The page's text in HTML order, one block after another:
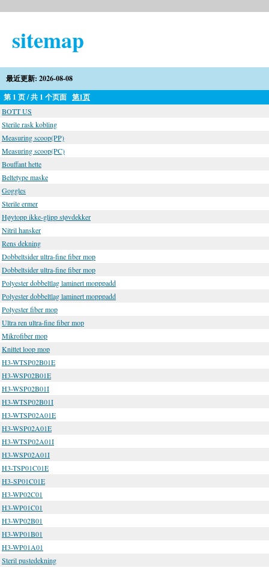
sitemap
最近更新: 2026-08-08
第 1 页 / 共 1 个页面 第1页
BOTT US
Sterile rask kobling
Measuring scoop(PP)
Measuring scoop(PC)
Bouffant hette
Beltetype maske
Goggles
Sterile ermer
Høytopp ikke-glipp støvdekker
Nitril hansker
Rens dekning
Dobbeltsider ultra-fine fiber mop
Dobbeltsider ultra-fine fiber mop
Polyester dobbeltlag laminert mopppadd
Polyester dobbeltlag laminert mopppadd
Polyester fiber mop
Ultra ren ultra-fine fiber mop
Mikrofiber mop
Knittet loop mop
H3-WTSP02B01E
H3-WSP02B01E
H3-WSP02B01I
H3-WTSP02B01I
H3-WTSP02A01E
H3-WSP02A01E
H3-WTSP02A01I
H3-WSP02A01I
H3-TSP01C01E
H3-SP01C01E
H3-WP02C01
H3-WP01C01
H3-WP02B01
H3-WP01B01
H3-WP01A01
Steril pustedekning